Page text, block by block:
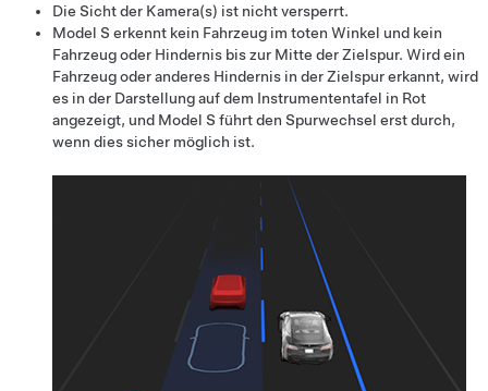
Die Sicht der Kamera(s) ist nicht versperrt.
Model S erkennt kein Fahrzeug im toten Winkel und kein
Fahrzeug oder Hindernis bis zur Mitte der Zielspur. Wird ein
Fahrzeug oder anderes Hindernis in der Zielspur erkannt, wird
es in der Darstellung auf dem Instrumententafel in Rot
angezeigt, und Model S führt den Spurwechsel erst durch,
wenn dies sicher möglich ist.